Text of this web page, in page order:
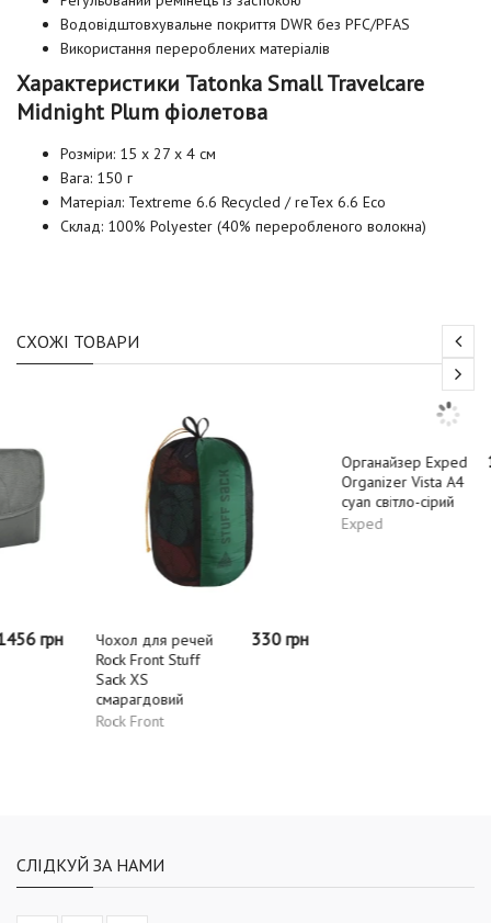
Водовідштовхувальне покриття DWR без PFC/PFAS
Використання перероблених матеріалів
Характеристики Tatonka Small Travelcare
Midnight Plum фіолетова
Розміри: 15 x 27 x 4 см
Вага: 150 г
Матеріал: Textreme 6.6 Recycled / reTex 6.6 Eco
Склад: 100% Polyester (40% переробленого волокна)
СХОЖІ ТОВАРИ
Чохол для речей
Rock Front Stuff
смарагдовий
330 грн
Органайзер Exped
СЛІДКУЙ ЗА НАМИ